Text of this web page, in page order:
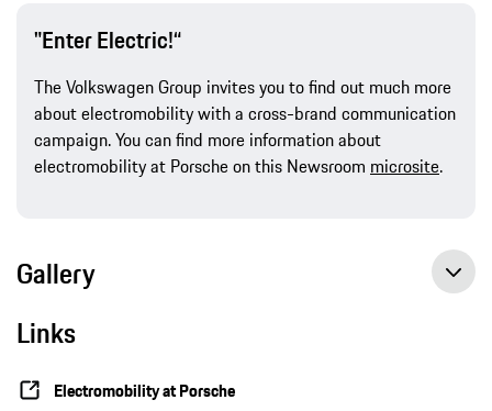
"Enter Electric!“
The Volkswagen Group invites you to find out much more
about electromobility with a cross-brand communication
campaign. You can find more information about
electromobility at Porsche on this Newsroom microsite.
Gallery
Links
Electromobility at Porsche